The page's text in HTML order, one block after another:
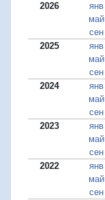
2026 янв
май
сен
2025
янв
май
сен
2024
янв
май
сен
2023
янв
май
сен
2022
янв
май
сен